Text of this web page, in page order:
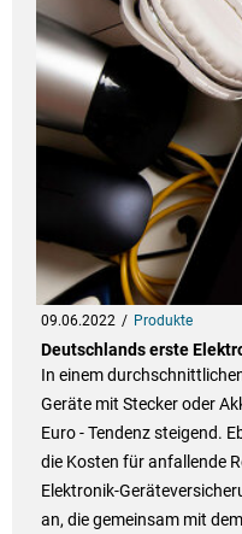
09.06.2022 Produkte
Deutschlands erste
In einem
Geräte mit Stecker oder
Euro - Tendenz steigend.
die Kosten für anfallende
Elektronik-
an, die gemeinsam mit